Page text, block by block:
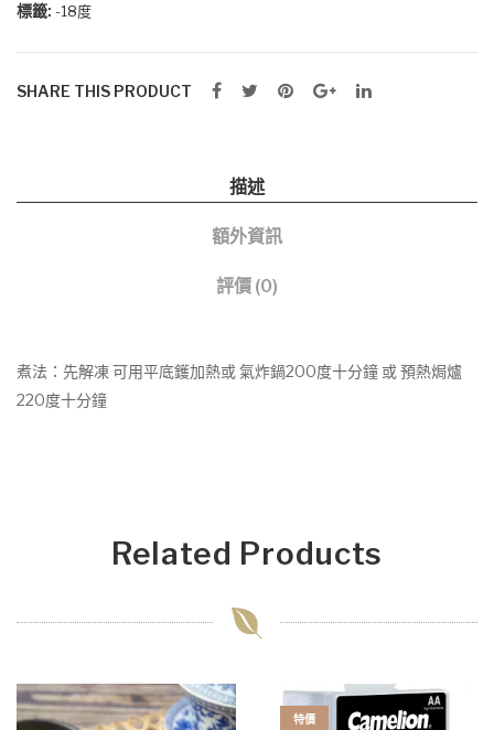
標籤: -18度
SHARE THIS PRODUCT
描述
額外資訊
評價 (0)
煮法：先解凍 可用平底鑊加熱或 氣炸鍋200度十分鐘 或 預熱焗爐
220度十分鐘
Related Products
特價